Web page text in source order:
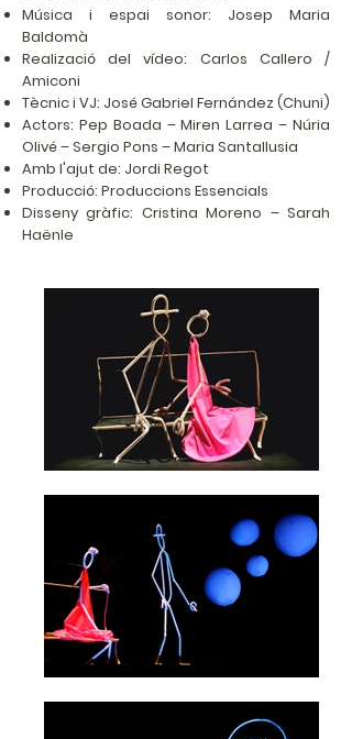
Música i espai sonor: Josep Maria
Baldomà
Realizació del vídeo: Carlos Callero /
Amiconi
Tècnic i VJ: José Gabriel Fernández (Chuni)
Actors: Pep Boada – Miren Larrea – Núria
Olivé – Sergio Pons – Maria Santallusia
Amb l'ajut de: Jordi Regot
Producció: Produccions Essencials
Disseny gràfic: Cristina Moreno – Sarah
Haënle